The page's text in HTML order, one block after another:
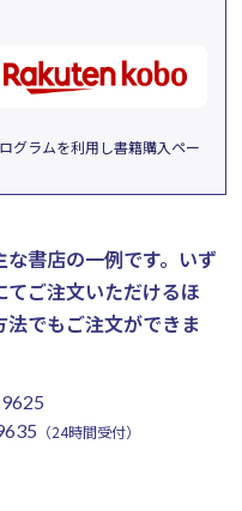
グラムを利用し書籍購入ペー
書店の一例です。 いず
ご注文いただけるほ
でもご注文ができま
（24時間受付）